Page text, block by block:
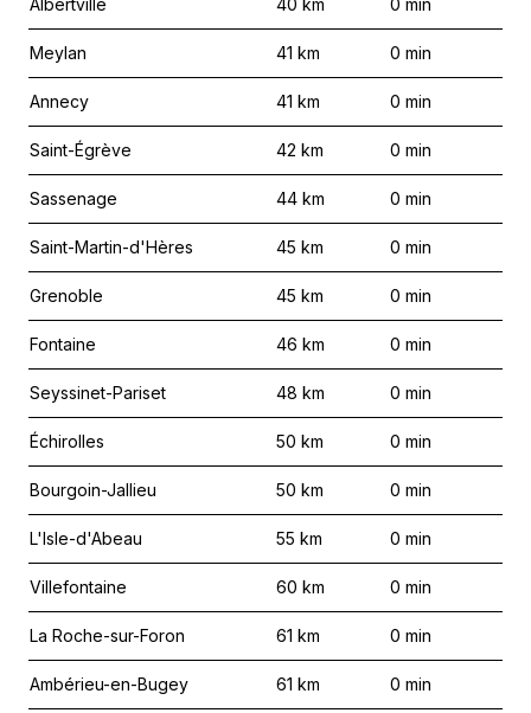
Albertville 40 km 0 min
Meylan 41 km 0 min
Annecy 41 km 0 min
Saint-Égrève 42 km 0 min
Sassenage 44 km 0 min
Saint-Martin-d'Hères 45 km 0 min
Grenoble 45 km 0 min
Fontaine 46 km 0 min
Seyssinet-Pariset 48 km 0 min
Échirolles 50 km 0 min
Bourgoin-Jallieu 50 km 0 min
L'Isle-d'Abeau 55 km 0 min
Villefontaine 60 km 0 min
La Roche-sur-Foron 61 km 0 min
Ambérieu-en-Bugey 61 km 0 min